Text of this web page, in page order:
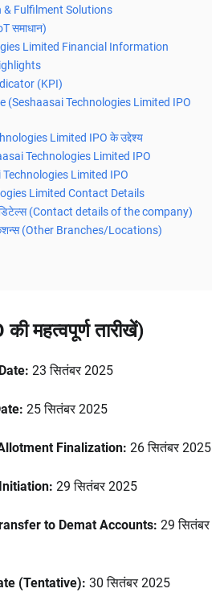
Fulfilment Solutions
समाधान)
Limited Financial Information
(KPI)
(Seshaasai Technologies Limited IPO
Limited IPO के उद्देश्य
Technologies Limited IPO
Limited IPO
Limited Contact Details
(Contact details of the company)
(Other Branches/Locations)
महत्वपूर्ण तारीखें)
23 सितंबर 2025
25 सितंबर 2025
Finalization: 26 सितंबर 2025
29 सितंबर 2025
to Demat Accounts: 29 सितंबर
(Tentative): 30 सितंबर 2025